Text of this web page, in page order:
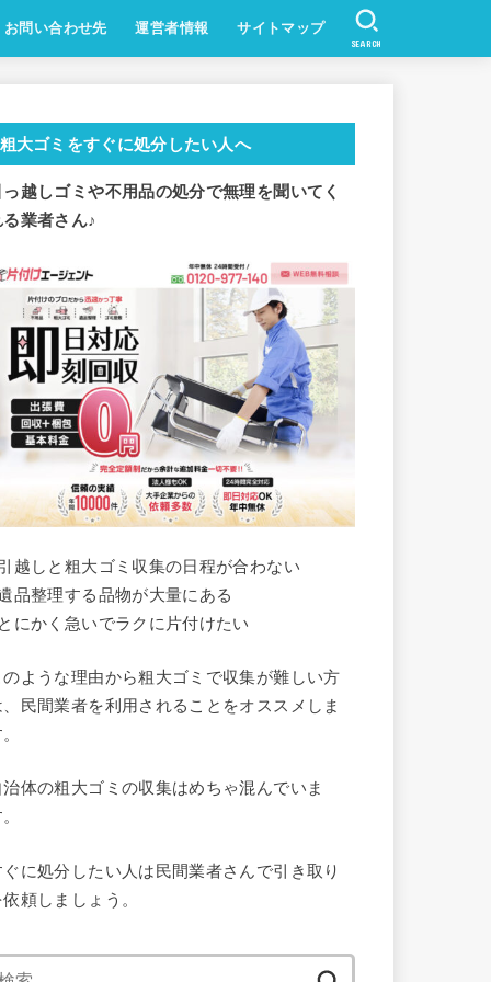
お問い合わせ先 運営者情報 サイトマップ
SEARCH
粗大ゴミをすぐに処分したい人へ
っ越しゴミや不用品の処分で無理を聞いてく
る業者さん♪
越しと粗大ゴミ収集の日程が合わない
品整理する品物が大量にある
にかく急いでラクに片付けたい
のような理由から粗大ゴミで収集が難しい方
、民間業者を利用されることをオススメしま
治体の粗大ゴミの収集はめちゃ混んでいま
ぐに処分したい人は民間業者さんで引き取り
頼しましょう。